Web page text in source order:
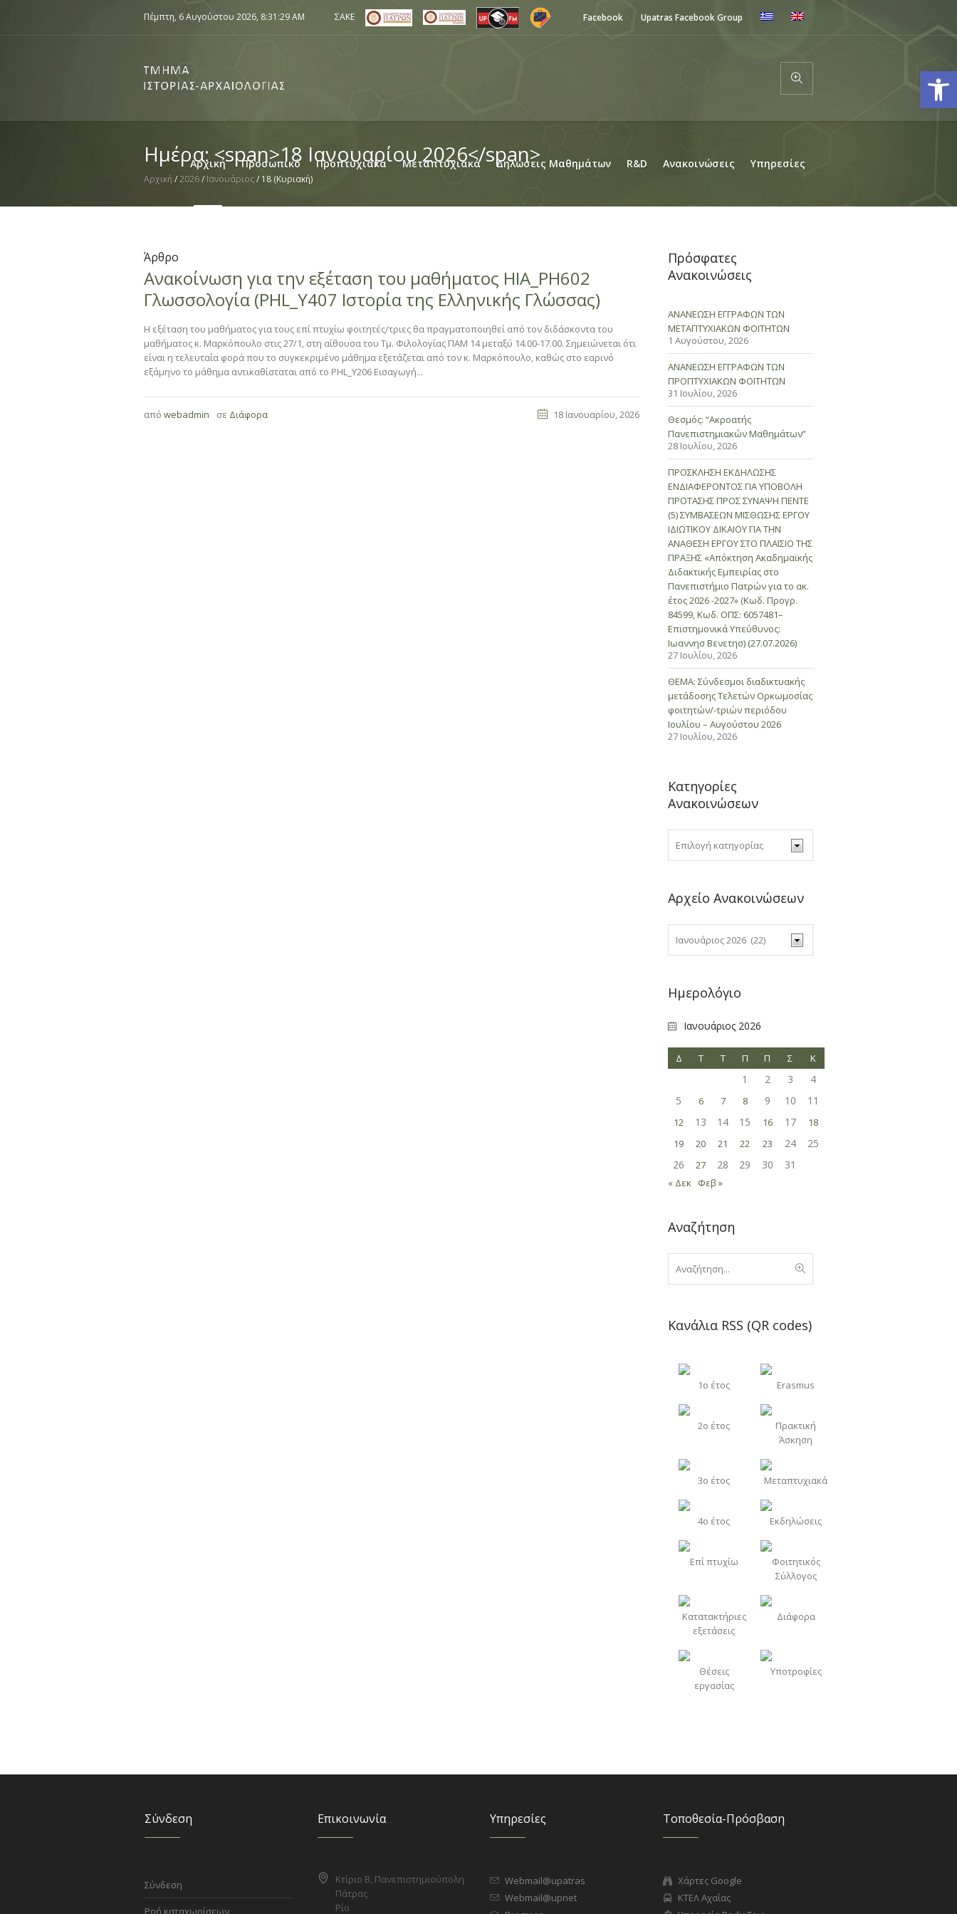
Facebook Upatras Facebook Group
Πέμπτη, 6 Αυγούστου 2026, 8:31:29 AM ΣΑΚΕ
Αρχική Προσωπικό Προπτυχιακά Μεταπτυχιακά Δηλώσεις Μαθημάτων R&D Ανακοινώσεις Υπηρεσίες
Ημέρα: <span>18 Ιανουαρίου 2026</span>
Αρχική /2026/ Ιανουάριος/ 18 (Κυριακή)
Άρθρο
Ανακοίνωση για την εξέταση του μαθήματος HIA_PH602
Γλωσσολογία (PHL_Y407 Ιστορία της Ελληνικής Γλώσσας)
Η εξέταση του μαθήματος για τους επί πτυχίω φοιτητές/τριες θα πραγματοποιηθεί από τον διδάσκοντα του
μαθήματος κ. Μαρκόπουλο στις 27/1, στη αίθουσα του Τμ. Φιλολογίας ΠΑΜ 14 μεταξύ 14.00-17.00. Σημειώνεται ότι
είναι η τελευταία φορά που το συγκεκριμένο μάθημα εξετάζεται από τον κ. Μαρκόπουλο, καθώς στο εαρινό
εξάμηνο το μάθημα αντικαθίσταται από το PHL_Y206 Εισαγωγή...
18 Ιανουαρίου, 2026
από webadmin σε Διάφορα
Πρόσφατες
Ανακοινώσεις
ΑΝΑΝΕΩΣΗ ΕΓΓΡΑΦΩΝ ΤΩΝ
ΜΕΤΑΠΤΥΧΙΑΚΩΝ ΦΟΙΤΗΤΩΝ
1 Αυγούστου, 2026
ΑΝΑΝΕΩΣΗ ΕΓΓΡΑΦΩΝ ΤΩΝ
ΠΡΟΠΤΥΧΙΑΚΩΝ ΦΟΙΤΗΤΩΝ
31 Ιουλίου, 2026
Θεσμός: “Ακροατής
Πανεπιστημιακών Μαθημάτων”
28 Ιουλίου, 2026
ΠΡΟΣΚΛΗΣΗ ΕΚΔΗΛΩΣΗΣ
ΕΝΔΙΑΦΕΡΟΝΤΟΣ ΓΙΑ ΥΠΟΒΟΛΗ
ΠΡΟΤΑΣΗΣ ΠΡΟΣ ΣΥΝΑΨΗ ΠΕΝΤΕ
(5) ΣΥΜΒΑΣΕΩΝ ΜΙΣΘΩΣΗΣ ΕΡΓΟΥ
ΙΔΙΩΤΙΚΟΥ ΔΙΚΑΙΟΥ ΓΙΑ ΤΗΝ
ΑΝΑΘΕΣΗ ΕΡΓΟΥ ΣΤΟ ΠΛΑΙΣΙΟ ΤΗΣ
ΠΡΑΞΗΣ «Απόκτηση Ακαδημαϊκής
Διδακτικής Εμπειρίας στο
Πανεπιστήμιο Πατρών για το ακ.
έτος 2026 -2027» (Κωδ. Προγρ.
84599, Κωδ. ΟΠΣ: 6057481–
Επιστημονικά Υπεύθυνος:
Ιωαννησ Βενετησ) (27.07.2026)
27 Ιουλίου, 2026
ΘΕΜΑ: Σύνδεσμοι διαδικτυακής
μετάδοσης Τελετών Ορκωμοσίας
φοιτητών/-τριών περιόδου
Ιουλίου – Αυγούστου 2026
27 Ιουλίου, 2026
Κατηγορίες
Ανακοινώσεων
Αρχείο Ανακοινώσεων
Ημερολόγιο
Ιανουάριος 2026
Δ Τ Τ Π Π Σ Κ
1 2 3
4
5
6 7 8 9 10 11
12 13 14 15 16 17
18
19
20 21 22 23 24
25
26
27 28 29 30 31
« Δεκ Φεβ »
Αναζήτηση
Κανάλια RSS (QR codes)
1o έτος Erasmus
2o έτος
Πρακτική
Άσκηση
3o έτος Μεταπτυχιακά
4o έτος Εκδηλώσεις
Επί πτυχίω
Φοιτητικός
Σύλλογος
Κατατακτήριες
εξετάσεις
Διάφορα
Θέσεις
εργασίας
Υποτροφίες
Σύνδεση
Σύνδεση
Ροή καταχωρίσεων
Επικοινωνία
Κτίριο Β, Πανεπιστημιούπολη
Πάτρας
Ρίο
Υπηρεσίες
Webmail@upatras
Webmail@upnet
Τοποθεσία-Πρόσβαση
Χάρτες Google
ΚΤΕΛ Αχαΐας